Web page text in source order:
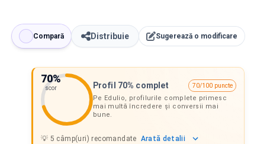
Compară Distribuie Sugerează o modificare
70%
scor Profil 70% complet
70/100 puncte
Pe Edulio, profilurile complete primesc
mai multă încredere și conversii mai
bune.
💡 5 câmp(uri) recomandate Arată detalii